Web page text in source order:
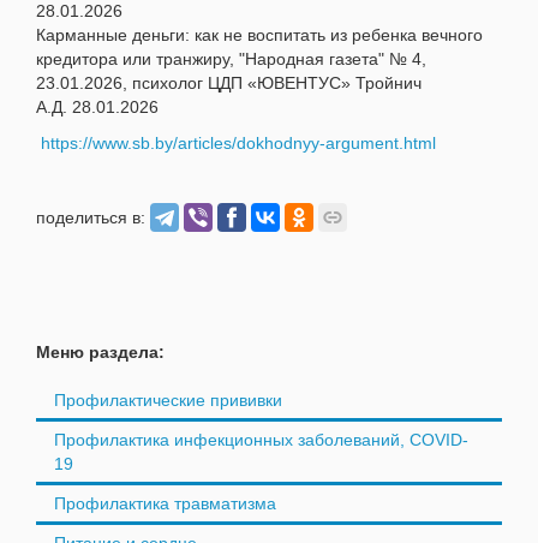
28.01.2026
Карманные деньги: как не воспитать из ребенка вечного
кредитора или транжиру, "Народная газета" № 4,
23.01.2026, психолог ЦДП «ЮВЕНТУС» Тройнич
А.Д. 28.01.2026
https://www.sb.by/articles/dokhodnyy-argument.html
поделиться в:
Меню раздела:
Профилактические прививки
Профилактика инфекционных заболеваний, COVID-
19
Профилактика травматизма